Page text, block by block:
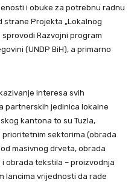
i obuke za potrebnu radnu
strane Projekta „Lokalnog
Razvojni program
(UNDP BiH), a primarno
interesa svih
partnerskih jedinica lokalne
kantona to su Tuzla,
prioritetnim sektorima (obrada
masivnog drveta, obrada
obrada tekstila – proizvodnja
lancima vrijednosti da rade